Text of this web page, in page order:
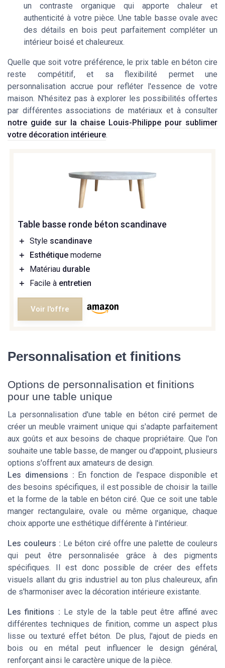
un contraste organique qui apporte chaleur et
authenticité à votre pièce. Une table basse ovale avec
des détails en bois peut parfaitement compléter un
intérieur boisé et chaleureux.
Quelle que soit votre préférence, le prix table en béton cire
reste compétitif, et sa flexibilité permet une
personnalisation accrue pour refléter l'essence de votre
maison. N'hésitez pas à explorer les possibilités offertes
par différentes associations de matériaux et à consulter
notre guide sur la chaise Louis-Philippe pour sublimer
votre décoration intérieure.
Table basse ronde béton scandinave
＋ Style scandinave
＋
Esthétique moderne
＋
Matériau durable
＋
Facile à entretien
Voir l'offre
Personnalisation et finitions
Options de personnalisation et finitions
pour une table unique
La personnalisation d'une table en béton ciré permet de
créer un meuble vraiment unique qui s'adapte parfaitement
aux goûts et aux besoins de chaque propriétaire. Que l'on
souhaite une table basse, de manger ou d'appoint, plusieurs
options s'offrent aux amateurs de design.
Les dimensions : En fonction de l'espace disponible et
des besoins spécifiques, il est possible de choisir la taille
et la forme de la table en béton ciré. Que ce soit une table
manger rectangulaire, ovale ou même organique, chaque
choix apporte une esthétique différente à l'intérieur.
Les couleurs : Le béton ciré offre une palette de couleurs
qui peut être personnalisée grâce à des pigments
spécifiques. Il est donc possible de créer des effets
visuels allant du gris industriel au ton plus chaleureux, afin
de s'harmoniser avec la décoration intérieure existante.
Les finitions : Le style de la table peut être affiné avec
différentes techniques de finition, comme un aspect plus
lisse ou texturé effet béton. De plus, l'ajout de pieds en
bois ou en métal peut influencer le design général,
renforçant ainsi le caractère unique de la pièce.